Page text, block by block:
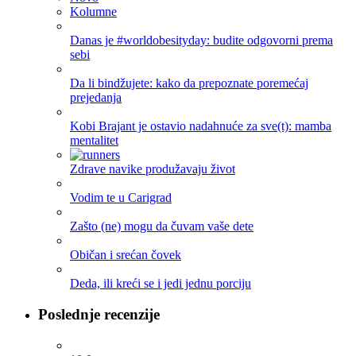
Kolumne
Danas je #worldobesityday: budite odgovorni prema
sebi
Da li bindžujete: kako da prepoznate poremećaj
prejedanja
Kobi Brajant je ostavio nadahnuće za sve(t): mamba
mentalitet
Zdrave navike produžavaju život
Vodim te u Carigrad
Zašto (ne) mogu da čuvam vaše dete
Običan i srećan čovek
Deda, ili kreći se i jedi jednu porciju
Poslednje recenzije